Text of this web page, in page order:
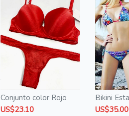
Conjunto color Rojo
US$23.10
Bikini
US$35.00